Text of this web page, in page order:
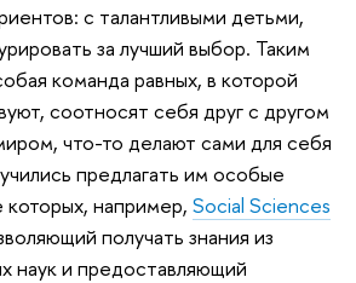
с талантливыми детьми,
за лучший выбор. Таким
команда равных, в которой
соотносят себя друг с другом
что-то делают сами для себя
предлагать им особые
которых, например, Social Sciences
получать знания из
наук и предоставляющий